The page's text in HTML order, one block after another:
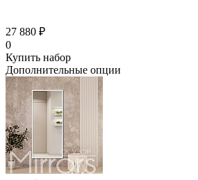
27 880 ₽
0
Купить набор
Дополнительные опции